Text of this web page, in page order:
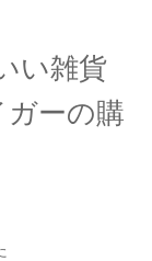
い雑貨
ーの購